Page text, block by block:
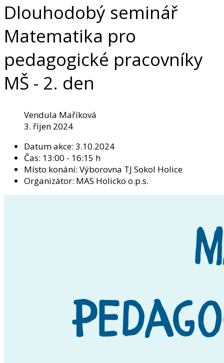
Dlouhodobý seminář
Matematika pro
pedagogické pracovníky
MŠ - 2. den
Vendula Maříková
3. říjen 2024
Datum akce: 3.10.2024
Čas: 13:00 - 16:15 h
Místo konání: Výborovna TJ Sokol Holice
Organizátor: MAS Holicko o.p.s.